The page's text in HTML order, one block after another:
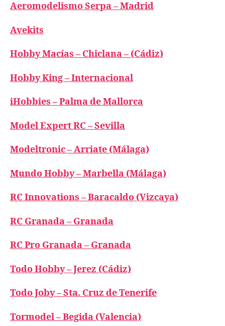
Aeromodelismo Serpa – Madrid
Avekits
Hobby Macías – Chiclana – (Cádiz)
Hobby King – Internacional
iHobbies – Palma de Mallorca
Model Expert RC – Sevilla
Modeltronic – Arriate (Málaga)
Mundo Hobby – Marbella (Málaga)
RC Innovations – Baracaldo (Vizcaya)
RC Granada – Granada
RC Pro Granada – Granada
Todo Hobby – Jerez (Cádiz)
Todo Joby – Sta. Cruz de Tenerife
Tormodel – Begida (Valencia)